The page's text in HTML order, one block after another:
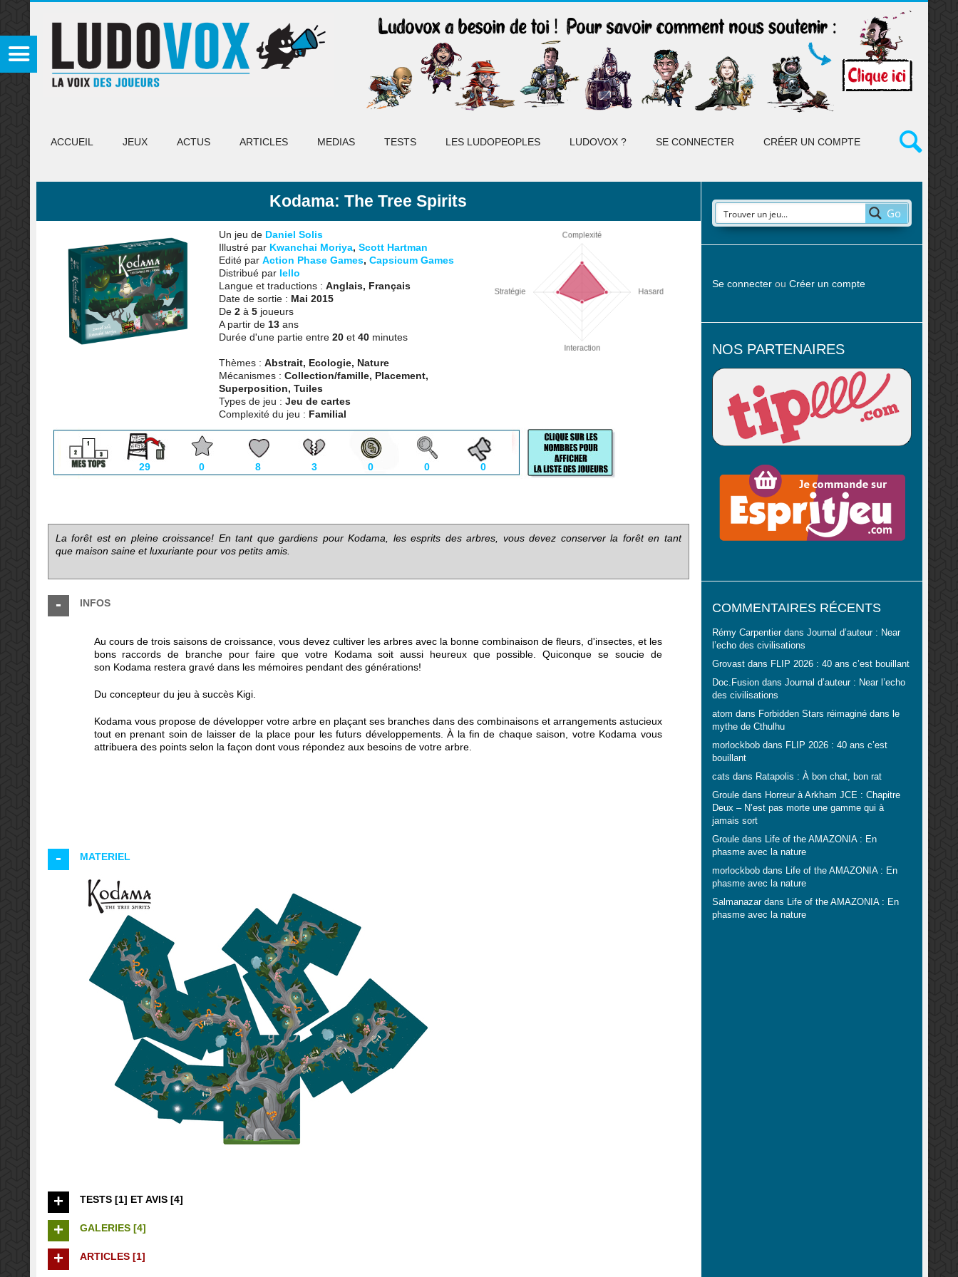
ACCUEIL JEUX ACTUS ARTICLES MEDIAS TESTS LES LUDOPEOPLES LUDOVOX ? SE CONNECTER CRÉER UN COMPTE
Kodama: The Tree Spirits
Un jeu de Daniel Solis
Illustré par Kwanchai Moriya, Scott Hartman
Edité par Action Phase Games, Capsicum Games
Distribué par Iello
Langue et traductions : Anglais, Français
Date de sortie : Mai 2015
De 2à 5joueurs
A partir de 13ans
Durée d'une partie entre 20et 40minutes
Thèmes : Abstrait, Ecologie, Nature
Mécanismes : Collection/famille, Placement,
Superposition, Tuiles
Types de jeu : Jeu de cartes
Complexité du jeu : Familial
29 0 8 3 0 0 0
La forêt est en pleine croissance! En tant que gardiens pour Kodama, les esprits des arbres, vous devez conserver la forêten tant
quemaison saine et luxuriante pour vos petits amis.
INFOS
Au cours de trois saisons de croissance, vous devez cultiver les arbres avec la bonne combinaison de fleurs, d'insectes, et les
bons raccords de
branche pour faire que votre Kodamasoitaussi heureux que possible.Quiconque se soucie de
son Kodama restera gravé dans les mémoires pendant des générations!
Du concepteur du jeu à succès Kigi.
Kodama vous propose de développer votre arbre en plaçant ses branches dans des combinaisons et arrangements astucieux
tout en prenant soin de laisser de la place pour les futurs développements.À la fin de chaque saison, votre Kodama vous
attribuera des points selon la façon dontvous répondez aux besoins de votre arbre.
MATERIEL
TESTS [1] ET AVIS [4]
GALERIES [4]
ARTICLES [1]
Go
Se connecterou Créer un compte
NOS PARTENAIRES
COMMENTAIRES RÉCENTS
Rémy Carpentierdans Journal d’auteur : Near
l’echo des civilisations
Grovastdans FLIP 2026 : 40 ans c’est bouillant
Doc.Fusiondans Journal d’auteur : Near l’echo
des civilisations
atom dans Forbidden Stars réimaginé dans le
mythe de Cthulhu
morlockbobdans FLIP 2026 : 40 ans c’est
bouillant
cats dans Ratapolis : À bon chat, bon rat
Grouledans Horreur à Arkham JCE : Chapitre
Deux – N’est pas morte une gamme qui à
jamais sort
Grouledans Life of the AMAZONIA : En
phasme avec la nature
morlockbobdans Life of the AMAZONIA : En
phasme avec la nature
Salmanazardans Life of the AMAZONIA : En
phasme avec la nature